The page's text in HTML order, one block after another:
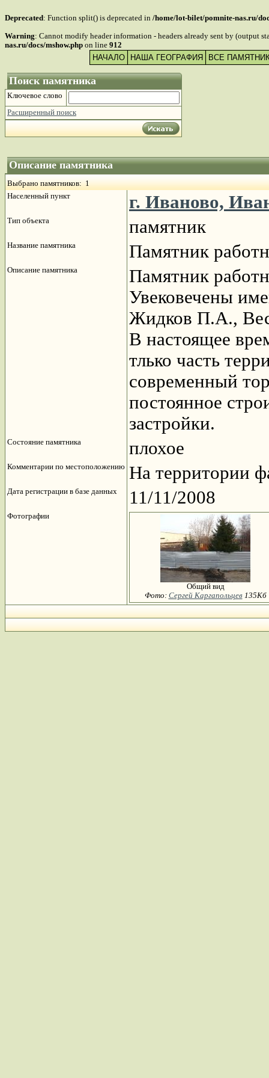
Deprecated: Function split() is deprecated in /home/lot-bilet/pomnite-nas.ru/
Warning: Cannot modify header information - headers already sent by (output
nas.ru/docs/mshow.php on line 912
НАЧАЛО НАША ГЕОГРАФИЯ ВСЕ
Поиск памятника
Ключевое слово
Расширенный поиск
Описание памятника
Выбрано памятников: 1
Населенный пункт
г. Иваново,
Тип объекта памятник
Название памятника Памятник
Описание памятника
Памятник
Увековечены
Жидков П.А.,
В настоящее
тлько часть
современный
постоянное
застройки.
Состояние памятника плохое
Комментарии по местоположению На территории
Дата регистрации в базе данных 11/11/2008
Фотографии
Общий вид
Фото: Сергей Каргапольцев135Кб